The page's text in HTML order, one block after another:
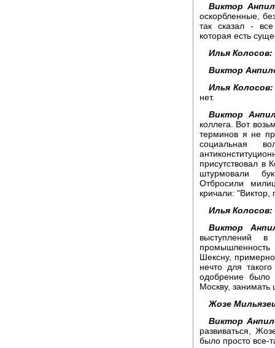
Виктор
оскорбленные,
так сказал -
которая есть
Илья Колосов:
Виктор
Илья Колосов:
нет.
Виктор
коллега. Вот
терминов я не
социальная
присутствовал в
штурмовали
Отбросили
кричали: "Виктор,
Илья Колосов:
Виктор
выступлений
Шексну,
нечто для
одобрение было
Москву, занимать
Жозе
Виктор
развиваться,
было просто все-